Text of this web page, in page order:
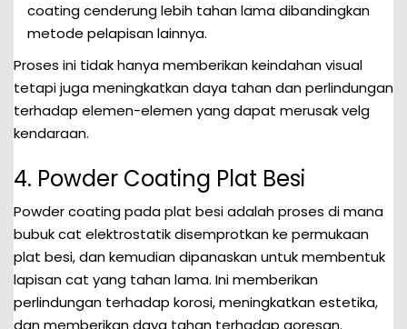
coating cenderung lebih tahan lama dibandingkan
metode pelapisan lainnya.
Proses ini tidak hanya memberikan keindahan visual
tetapi juga meningkatkan daya tahan dan perlindungan
terhadap elemen-elemen yang dapat merusak velg
kendaraan.
4. Powder Coating Plat Besi
Powder coating pada plat besi adalah proses di mana
bubuk cat elektrostatik disemprotkan ke permukaan
plat besi, dan kemudian dipanaskan untuk membentuk
lapisan cat yang tahan lama. Ini memberikan
perlindungan terhadap korosi, meningkatkan estetika,
dan memberikan daya tahan terhadap goresan.